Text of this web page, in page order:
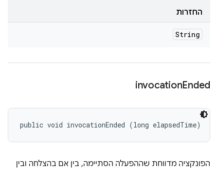
החזרות
String
invocationEnded
public void invocationEnded (long elapsedTime)
הפונקציה מדווחת שההפעלה הסתיימה, בין אם בהצלחה ובין